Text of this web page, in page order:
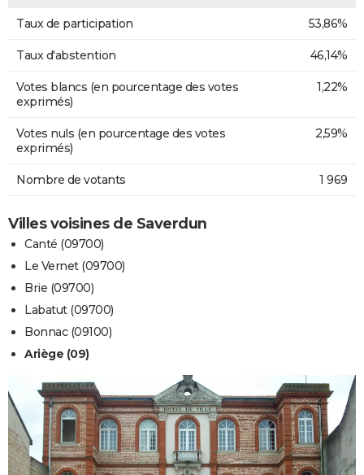
Taux de participation 53,86%
Taux d'abstention 46,14%
Votes blancs (en pourcentage des votes
exprimés)
1,22%
Votes nuls (en pourcentage des votes
exprimés)
2,59%
Nombre de votants 1 969
Villes voisines de Saverdun
Canté (09700)
Le Vernet (09700)
Brie (09700)
Labatut (09700)
Bonnac (09100)
Ariège (09)